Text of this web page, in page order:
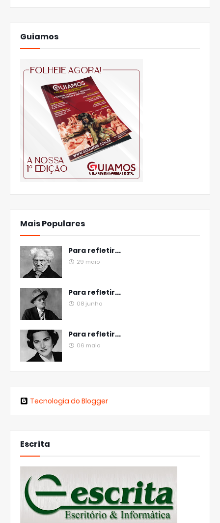
Guiamos
Mais Populares
Para refletir...
29 maio
Para refletir...
08 junho
Para refletir...
06 maio
Tecnologia do Blogger
Escrita